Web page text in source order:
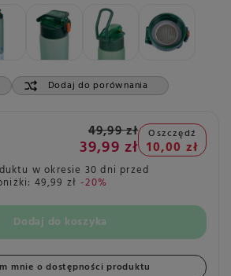
Dodaj do porównania
49,99 zł
39,99 zł
Oszczędź
10,00 zł
w okresie 30 dni przed
49,99 zł -20%
Dodaj do koszyka
mnie o dostępności produktu